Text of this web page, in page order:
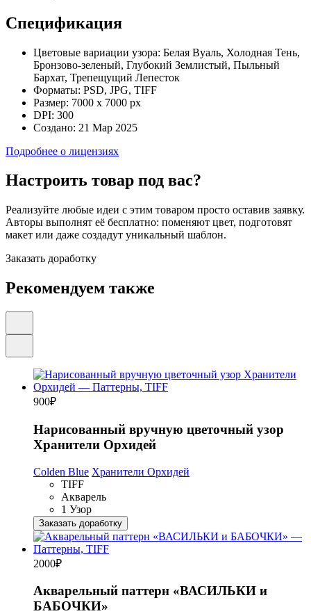
Спецификация
Цветовые вариации узора: Белая Вуаль, Холодная Тень,
Бронзово-зеленый, Глубокий Землистый, Пыльный
Бархат, Трепещущий Лепесток
Форматы: PSD, JPG, TIFF
Размер: 7000 x 7000 px
DPI: 300
Создано: 21 Мар 2025
Подробнее о лицензиях
Настроить товар под вас?
Реализуйте любые идеи с этим товаром просто оставив заявку.
Авторы выполнят её бесплатно: поменяют цвет, подготовят
макет или даже создадут уникальный шаблон.
Заказать доработку
Рекомендуем также
900₽
Нарисованный вручную цветочный узор
Хранители Орхидей
Colden Blue Хранители Орхидей
TIFF
Акварель
1 Узор
Заказать доработку
2000₽
Акварельный паттерн «ВАСИЛЬКИ и
БАБОЧКИ»